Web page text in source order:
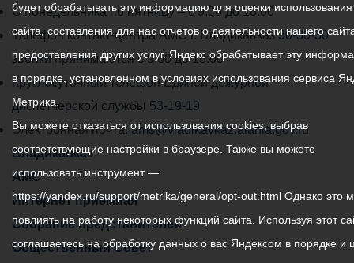
График
работы
администрации
местного
самоуправления
города
Владикавказ:
С понедельника по пятницу – с 9.00 до 18.00
Телефон контакт-центра АМС г. Владикавказ30-30-30
звонки принимаются с 9:00 до 18:00
Круглосуточный телефон Единой дежурной
диспетчерской службы 53-19-19
Электронная почта:ams@vladikavkaz.alania.gov.ru
Владикавказ
АМС
Интернет приемная
Собрание представителей
Общественный Совет
будет обрабатывать эту информацию для оценки
сайта, составления для нас отчетов о деятельности нашего
предоставления других услуг. Яндекс обрабатывает эту
в порядке, установленном в условиях использования сервиса
Метрика.
Вы можете отказаться от использования cookies, выбрав
соответствующие настройки в браузере. Также вы можете
использовать инструмент —
https://yandex.ru/support/metrika/general/opt-out.html Однако это
повлиять на работу некоторых функций сайта. Используя этот
соглашаетесь на обработку данных о вас Яндексом в порядке и